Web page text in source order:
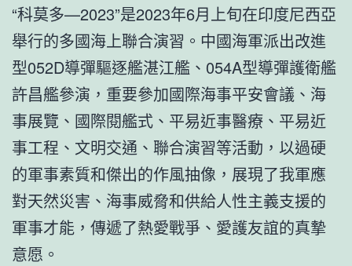
“科莫多—2023”是2023年6月上旬在印度尼西亞
舉行的多國海上聯合演習。中國海軍派出改進
型052D導彈驅逐艦湛江艦、054A型導彈護衛艦
許昌艦參演，重要參加國際海事平安會議、海
事展覽、國際閱艦式、平易近事醫療、平易近
事工程、文明交通、聯合演習等活動，以過硬
的軍事素質和傑出的作風抽像，展現了我軍應
對天然災害、海事威脅和供給人性主義支援的
軍事才能，傳遞了熱愛戰爭、愛護友誼的真摯
意愿。